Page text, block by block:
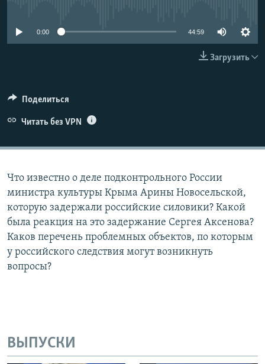
КРЫМ.НЕПОКОРЕННЫЙ
0:00 44:59
Загрузить
Поделиться
Читать без VPN
Что известно о деле подконтрольного России
министра культуры Крыма Арины Новосельской,
которую задержали российские силовики? Какой
была реакция на это задержание Сергея Аксенова?
Каков перечень проблемных объектов, по которым
у российского следствия могут возникнуть
вопросы?
ВЫПУСКИ